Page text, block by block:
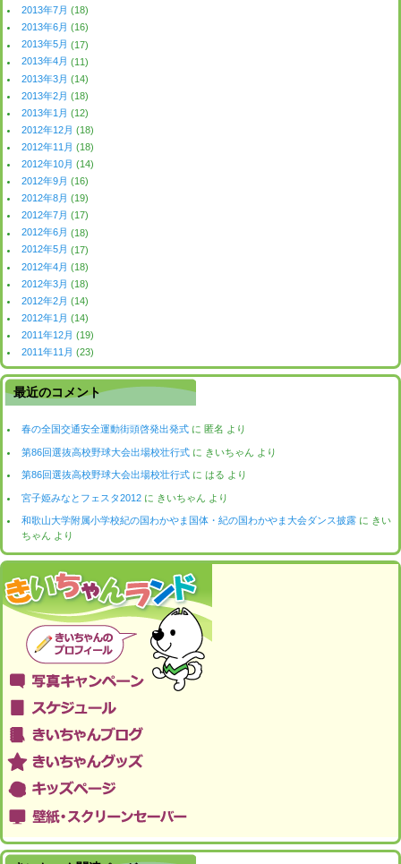
2013年7月 (18)
2013年6月 (16)
2013年5月 (17)
2013年4月 (11)
2013年3月 (14)
2013年2月 (18)
2013年1月 (12)
2012年12月 (18)
2012年11月 (18)
2012年10月 (14)
2012年9月 (16)
2012年8月 (19)
2012年7月 (17)
2012年6月 (18)
2012年5月 (17)
2012年4月 (18)
2012年3月 (18)
2012年2月 (14)
2012年1月 (14)
2011年12月 (19)
2011年11月 (23)
最近のコメント
春の全国交通安全運動街頭啓発出発式 に 匿名 より
第86回選抜高校野球大会出場校壮行式 に きいちゃん より
第86回選抜高校野球大会出場校壮行式 にはる より
宮子姫みなとフェスタ2012 に きいちゃん より
和歌山大学附属小学校紀の国わかやま国体・紀の国わかやま大会ダンス披露 に きい
ちゃん より